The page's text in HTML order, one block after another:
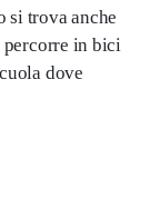
si trova anche
percorre in bici
dove